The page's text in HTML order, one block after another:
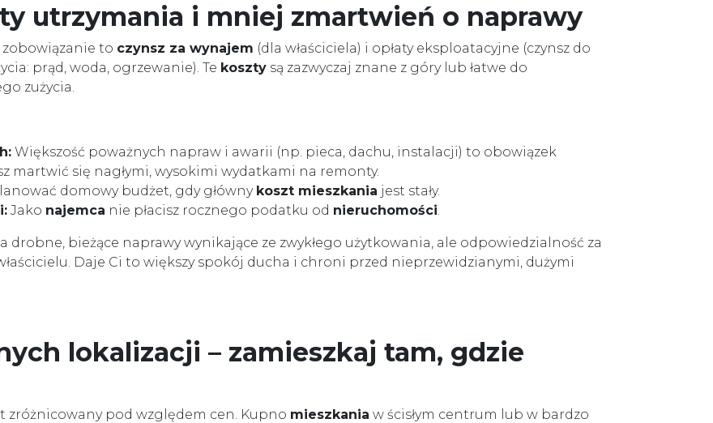
utrzymania i mniej zmartwień o naprawy
zobowiązanie to czynsz za wynajem (dla właściciela) i opłaty eksploatacyjne (czynsz do
prąd, woda, ogrzewanie). Te koszty są zazwyczaj znane z góry lub łatwe do
zużycia.
Większość poważnych napraw i awarii (np. pieca, dachu, instalacji) to obowiązek
martwić się nagłymi, wysokimi wydatkami na remonty.
domowy budżet, gdy główny koszt mieszkania jest stały.
Jako najemca nie płacisz rocznego podatku od nieruchomości.
drobne, bieżące naprawy wynikające ze zwykłego użytkowania, ale odpowiedzialność za
Daje Ci to większy spokój ducha i chroni przed nieprzewidzianymi, dużymi
lokalizacji – zamieszkaj tam, gdzie
zróżnicowany pod względem cen. Kupno mieszkania w ścisłym centrum lub w bardzo